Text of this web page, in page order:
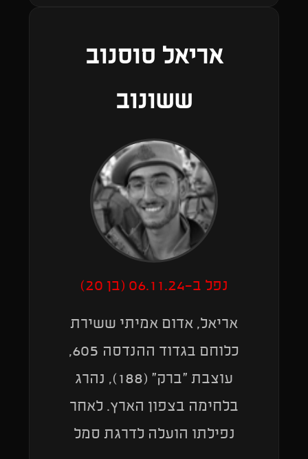
אריאל סוסנוב
ששונוב
נפל ב-06.11.24 (בן 20)
אריאל, אדום אמיתי ששירת
כלוחם בגדוד ההנדסה 605,
עוצבת "ברק" (188), נהרג
בלחימה בצפון הארץ. לאחר
נפילתו הועלה לדרגת סמל